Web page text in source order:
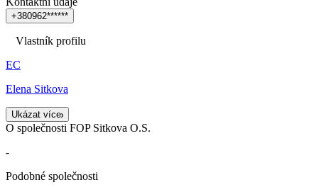
+380962******
Vlastník profilu
ЕС
Elena Sitkova
Ukázat více
O společnosti FOP Sitkova O.S.
-
Podobné společnosti